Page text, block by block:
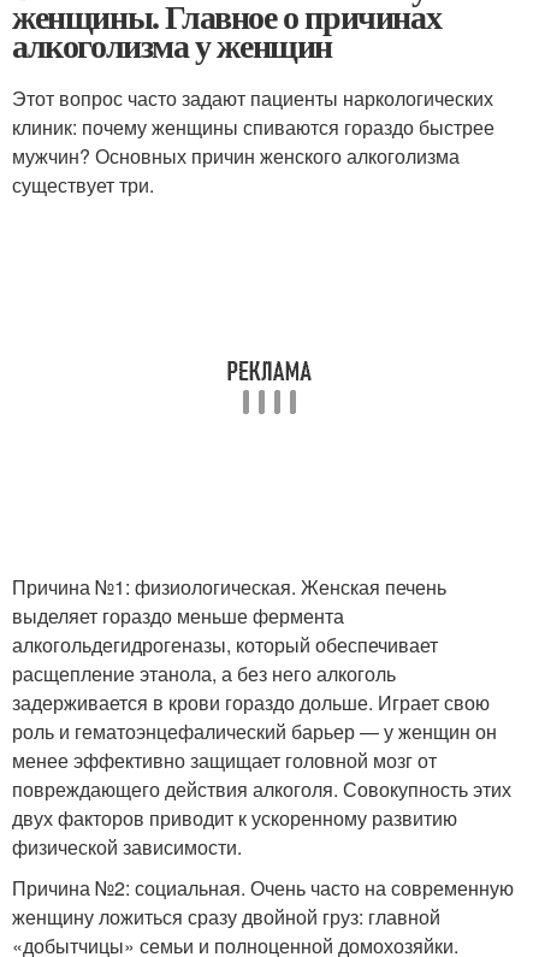
женщины. Главное о причинах
алкоголизма у женщин
Этот вопрос часто задают пациенты наркологических
клиник: почему женщины спиваются гораздо быстрее
мужчин? Основных причин женского алкоголизма
существует три.
Причина №1: физиологическая. Женская печень
выделяет гораздо меньше фермента
алкогольдегидрогеназы, который обеспечивает
расщепление этанола, а без него алкоголь
задерживается в крови гораздо дольше. Играет свою
роль и гематоэнцефалический барьер — у женщин он
менее эффективно защищает головной мозг от
повреждающего действия алкоголя. Совокупность этих
двух факторов приводит к ускоренному развитию
физической зависимости.
Причина №2: социальная. Очень часто на современную
женщину ложиться сразу двойной груз: главной
«добытчицы» семьи и полноценной домохозяйки.